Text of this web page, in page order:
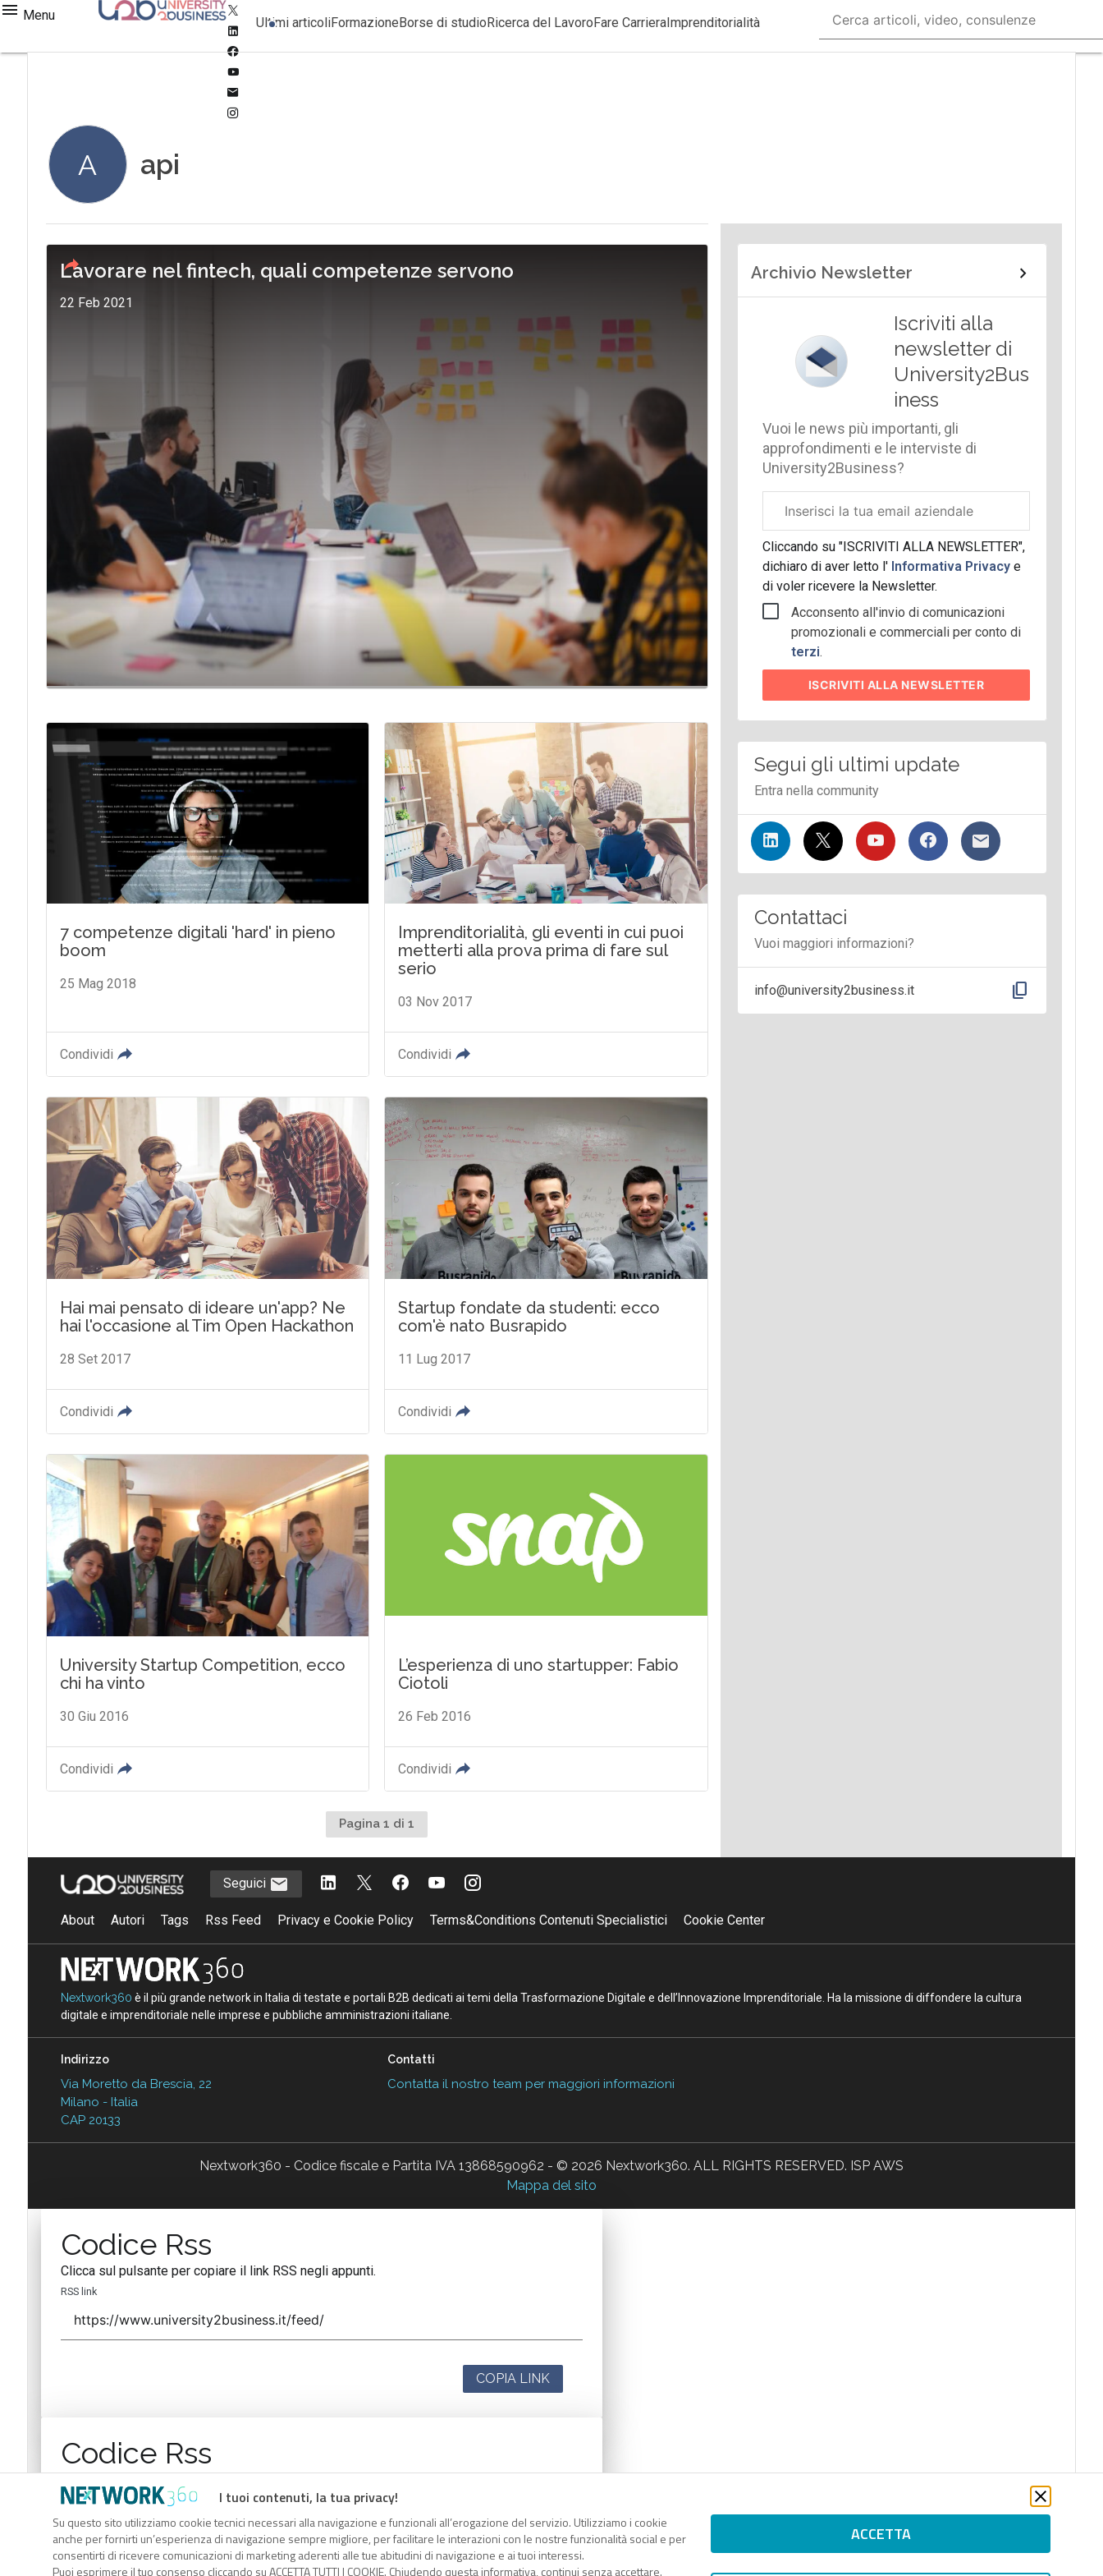
Menu
Linkedin
Facebook
Ultimi articoliFormazioneBorse di studioRicerca del LavoroFare CarrieraImprenditorialità
A api
Lavorare nel fintech, quali competenze servono
22 Feb 2021
7 competenze digitali 'hard' in pieno
boom
25 Mag 2018
Condividi
Imprenditorialità, gli eventi in cui puoi
metterti alla prova prima di fare sul
serio
03 Nov 2017
Condividi
Hai mai pensato di ideare un'app? Ne
hai l'occasione al Tim Open Hackathon
28 Set 2017
Condividi
Startup fondate da studenti: ecco
com'è nato Busrapido
11 Lug 2017
Condividi
University Startup Competition, ecco
chi ha vinto
30 Giu 2016
Condividi
L’esperienza di uno startupper: Fabio
Ciotoli
26 Feb 2016
Condividi
Pagina 1 di 1
Archivio Newsletter
Iscriviti alla
newsletter di
University2Bus
iness
Vuoi le news più importanti, gli
approfondimenti e le interviste di
University2Business?
aziendale
Cliccando su "ISCRIVITI ALLA NEWSLETTER",
dichiaro di aver letto l'Informativa Privacy e
di voler ricevere la Newsletter.
Acconsento all'invio di comunicazioni
promozionali e commerciali per conto di
terzi.
ISCRIVITI ALLA NEWSLETTER
Segui gli ultimi update
Entra nella community
Contattaci
Vuoi maggiori informazioni?
info@university2business.it content_copy
I tuoi contenuti, la tua privacy!
Su questo sito utilizziamo cookie tecnici necessari alla navigazione e funzionali all’erogazione del servizio. Utilizziamo i cookie
anche per fornirti un’esperienza di navigazione sempre migliore, per facilitare le interazioni con le nostre funzionalità social e per
consentirti di ricevere comunicazioni di marketing aderenti alle tue abitudini di navigazione e ai tuoi interessi.
Puoi esprimere il tuo consenso cliccando su ACCETTA TUTTI I COOKIE. Chiudendo questa informativa, continui senza accettare.
ACCETTA
Seguici
About Autori Tags Rss Feed Privacy e Cookie Policy Terms&Conditions Contenuti Specialistici Cookie Center
Nextwork360 è il più grande network in Italia di testate e portali B2B dedicati ai temi della Trasformazione Digitale e dell’Innovazione Imprenditoriale. Ha la missione di diffondere la cultura
digitale e imprenditoriale nelle imprese e pubbliche amministrazioni italiane.
Indirizzo
Via Moretto da Brescia, 22
Milano - Italia
CAP 20133
Contatti
Contatta il nostro team per maggiori informazioni
Nextwork360 - Codice fiscale e Partita IVA 13868590962 - © 2026 Nextwork360. ALL RIGHTS RESERVED. ISP AWS
Mappa del sito
Codice Rss
Clicca sul pulsante per copiare il link RSS negli appunti.
RSS link
COPIA LINK
Codice Rss
RSS link